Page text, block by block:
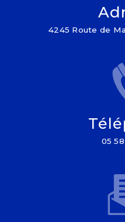
4245 Route de
05